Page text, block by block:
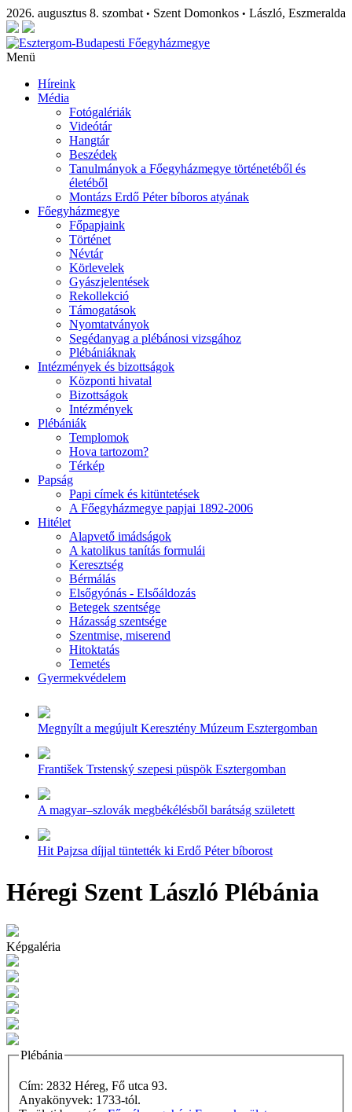
2026. augusztus 8. szombat • Szent Domonkos • László, Eszmeralda
Menü
Híreink
Média
Fotógalériák
Videótár
Hangtár
Beszédek
Tanulmányok a Főegyházmegye történetéből és
életéből
Montázs Erdő Péter bíboros atyának
Főegyházmegye
Főpapjaink
Történet
Névtár
Körlevelek
Gyászjelentések
Rekollekció
Támogatások
Nyomtatványok
Segédanyag a plébánosi vizsgához
Plébániáknak
Intézmények és bizottságok
Központi hivatal
Bizottságok
Intézmények
Plébániák
Templomok
Hova tartozom?
Térkép
Papság
Papi címek és kitüntetések
A Főegyházmegye papjai 1892-2006
Hitélet
Alapvető imádságok
A katolikus tanítás formulái
Keresztség
Bérmálás
Elsőgyónás - Elsőáldozás
Betegek szentsége
Házasság szentsége
Szentmise, miserend
Hitoktatás
Temetés
Gyermekvédelem
Megnyílt a megújult Keresztény Múzeum Esztergomban
František Trstenský szepesi püspök Esztergomban
A magyar–szlovák megbékélésből barátság született
Hit Pajzsa díjjal tüntették ki Erdő Péter bíborost
Héregi Szent László Plébánia
Képgaléria
Plébánia
Cím: 2832 Héreg, Fő utca 93.
Anyakönyvek: 1733-tól.